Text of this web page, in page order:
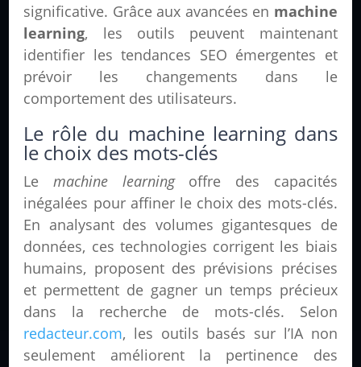
significative. Grâce aux avancées en machine
learning, les outils peuvent maintenant
identifier les tendances SEO émergentes et
prévoir les changements dans le
comportement des utilisateurs.
Le rôle du machine learning dans
le choix des mots-clés
Lemachine learningoffre des capacités
inégalées pour affiner le choix des mots-clés.
En analysant des volumes gigantesques de
données, ces technologies corrigent les biais
humains, proposent des prévisions précises
et permettent de gagner un temps précieux
dans la recherche de mots-clés. Selon
redacteur.com, les outils basés sur l’IA non
seulement améliorent la pertinence des